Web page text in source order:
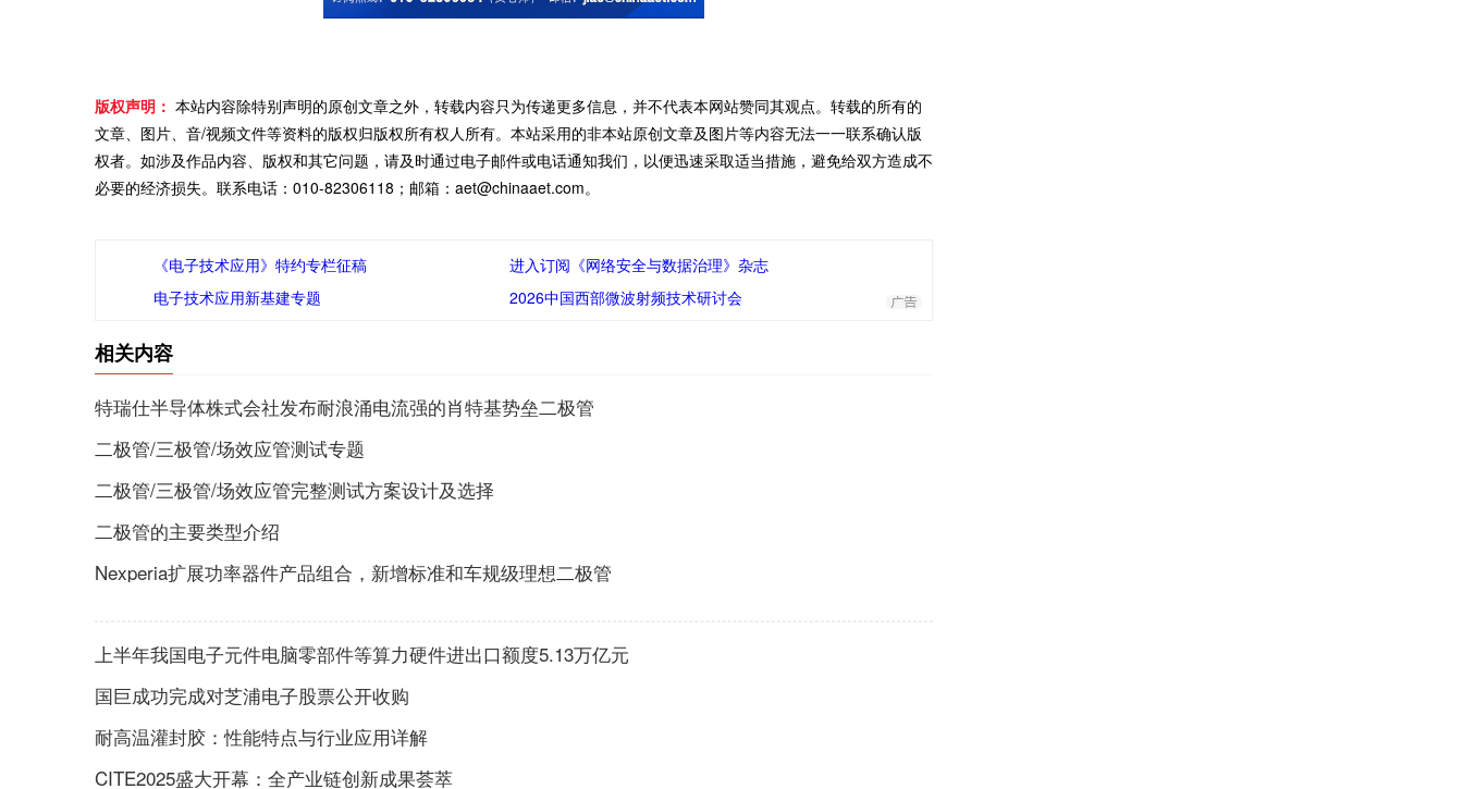
版权声明： 本站内容除特别声明的原创文章之外，转载内容只为传递更多信息，并不代表本网站赞同其观点。转载的所有的
文章、图片、音/视频文件等资料的版权归版权所有权人所有。本站采用的非本站原创文章及图片等内容无法一一联系确认版
权者。如涉及作品内容、版权和其它问题，请及时通过电子邮件或电话通知我们，以便迅速采取适当措施，避免给双方造成不
必要的经济损失。联系电话：010-82306118；邮箱：aet@chinaaet.com。
《电子技术应用》特约专栏征稿
进入订阅《网络安全与数据治理》杂志
电子技术应用新基建专题
2026中国西部微波射频技术研讨会
相关内容
特瑞仕半导体株式会社发布耐浪涌电流强的肖特基势垒二极管
二极管/三极管/场效应管测试专题
二极管/三极管/场效应管完整测试方案设计及选择
二极管的主要类型介绍
Nexperia扩展功率器件产品组合，新增标准和车规级理想二极管
上半年我国电子元件电脑零部件等算力硬件进出口额度5.13万亿元
国巨成功完成对芝浦电子股票公开收购
耐高温灌封胶：性能特点与行业应用详解
CITE2025盛大开幕：全产业链创新成果荟萃